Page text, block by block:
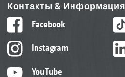
Контакты & Информация
Facebook
Instagram
YouTube